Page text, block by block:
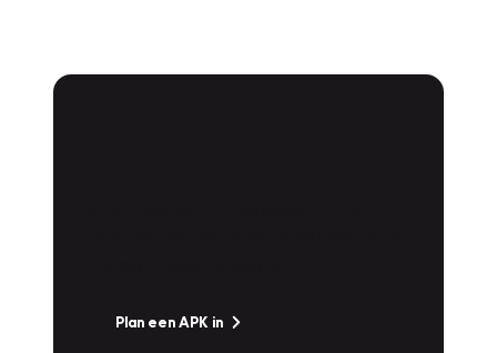
Plan een APK in